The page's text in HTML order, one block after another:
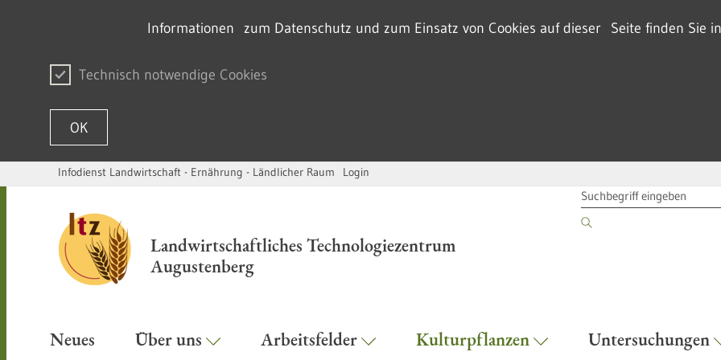
Informationen zum Datenschutz und zum Einsatz von Cookies auf dieser Seite finden Sie
Technisch notwendige Cookies
OK
Zum Inhalt springen
Infodienst Landwirtschaft - Ernährung - Ländlicher Raum Login
Landwirtschaftliches Technologiezentrum
Augustenberg
SUCHBEGRIFF
Neues Über uns Arbeitsfelder Kulturpflanzen Untersuchungen